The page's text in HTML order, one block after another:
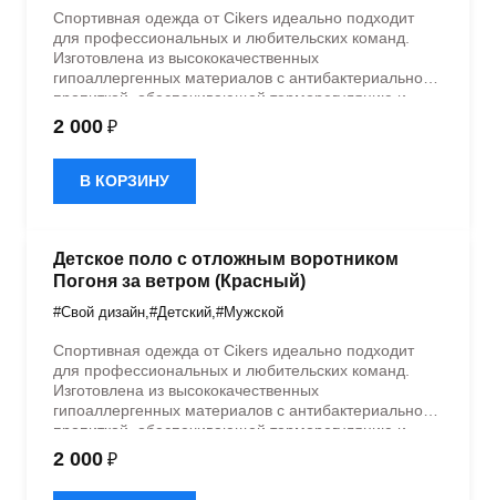
Спортивная одежда от Cikers идеально подходит
для профессиональных и любительских команд.
Изготовлена из высококачественных
гипоаллергенных материалов с антибактериальной
пропиткой, обеспечивающей терморегуляцию и
быстрое влагоотведение. Одежда обладает
эластичностью в 5 направлениях и стильным
дизайном.
2 000 ₽
В КОРЗИНУ
Детское поло с отложным воротником
Погоня за ветром (Красный)
#Свой дизайн #Детский #Мужской
Спортивная одежда от Cikers идеально подходит
для профессиональных и любительских команд.
Изготовлена из высококачественных
гипоаллергенных материалов с антибактериальной
пропиткой, обеспечивающей терморегуляцию и
быстрое влагоотведение. Одежда обладает
эластичностью в 5 направлениях и стильным
дизайном.
2 000 ₽